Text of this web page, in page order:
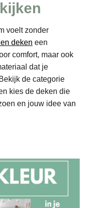
voelt zonder
deken een
comfort, maar ook
dat je
de categorie
kies de deken die
en jouw idee van